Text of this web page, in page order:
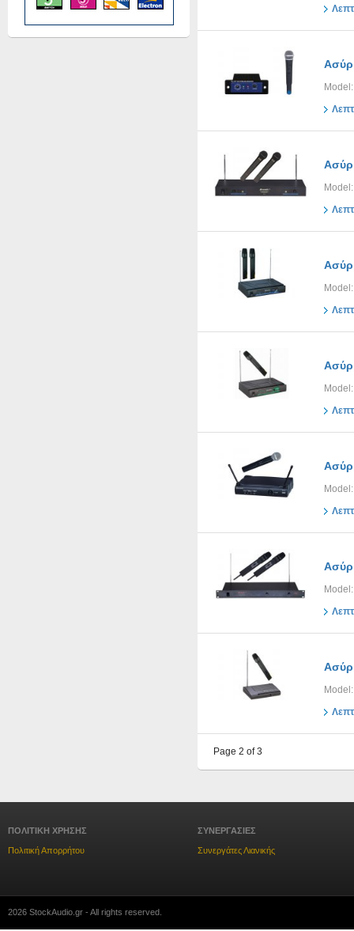
Page 2 of 3
ΠΟΛΙΤΙΚΗ ΧΡΗΣΗΣ
Πολιτική Απορρήτου
ΣΥΝΕΡΓΑΣΙΕΣ
Συνεργάτες Λιανικής
2026 StockAudio.gr - All rights reserved.